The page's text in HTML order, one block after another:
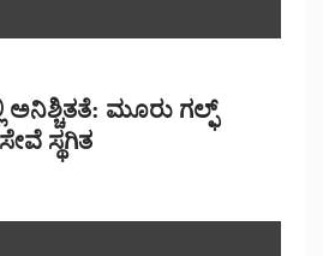
ಅನಿಶ್ಚಿತತೆ: ಮೂರು ಗಲ್ಫ್
ಸ್ಥಗಿತ